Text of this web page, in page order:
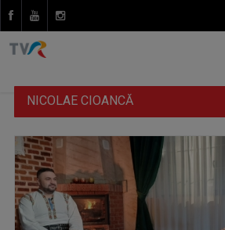
NICOLAE CIOANCĂ